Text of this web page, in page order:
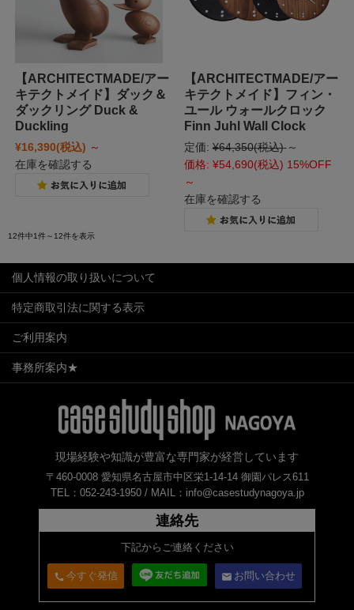
【ARCHITECTMADE/アー
キテクトメイド】ダック＆
ダックリング Duck &
Duckling
¥16,390(税込) ～
在庫を確認する
【ARCHITECTMADE/アー
キテクトメイド】フィン・
ユール ウォールクロック
Finn Juhl Wall Clock
定価: ¥64,350(税込) ～
価格: ¥54,690(税込) 15%OFF
～
在庫を確認する
12件中1件～12件を表示
個人情報の取り扱いについて
特定商取引法に関する表示
ご利用案内
事務所案内★
現場経験や知識が豊富な専門家が経営しています
〒460-0008 愛知県名古屋市中区栄1-14-14 御園パレス611
TEL：052-243-1950 / MAIL：info@casestudynagoya.jp
連絡先
下記からご連絡ください
call 今すぐ発信 email お問い合わせ